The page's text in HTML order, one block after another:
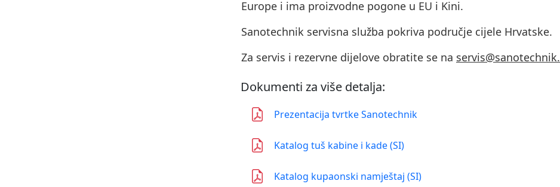
Europe i ima proizvodne pogone u EU i Kini.
Sanotechnik servisna služba pokriva područje cijele Hrvatske.
Za servis i rezervne dijelove obratite se na
Dokumenti za više detalja:
Prezentacija tvrtke Sanotechnik
Katalog tuš kabine i kade (SI)
Katalog kupaonski namještaj (SI)